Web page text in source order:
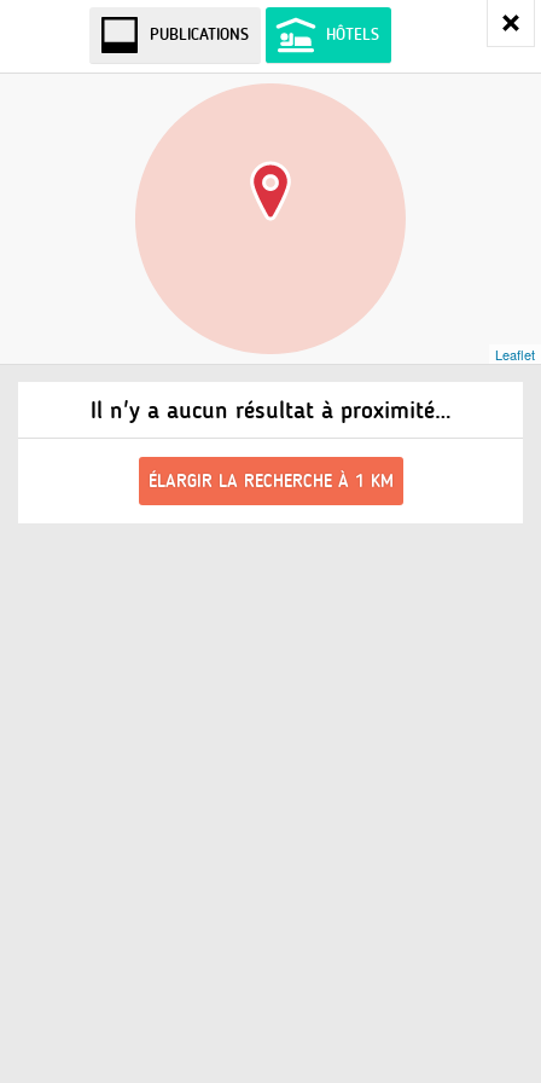
PUBLICATIONS HÔTELS
Il n'y a aucun résultat à proximité…
ÉLARGIR LA RECHERCHE À 1 KM
Leaflet